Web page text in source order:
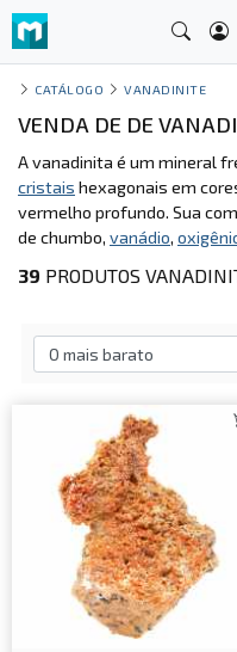
CATÁLOGO VANADINITE
VENDA DE DE
A vanadinita é um mineral
cristais hexagonais em
vermelho profundo. Sua
de chumbo, vanádio,
39 PRODUTOS